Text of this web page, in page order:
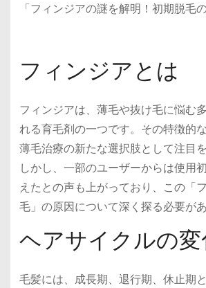
「フィンジアの謎を解明！初期脱毛
フィンジアとは
フィンジアは、薄毛や抜け毛に悩む
れる育毛剤の一つです。その特徴的
薄毛治療の新たな選択肢として注目
しかし、一部のユーザーからは使用
えたとの声も上がっており、この「
毛」の原因について深く探る必要があ
ヘアサイクルの変
毛髪には、成長期、退行期、休止期